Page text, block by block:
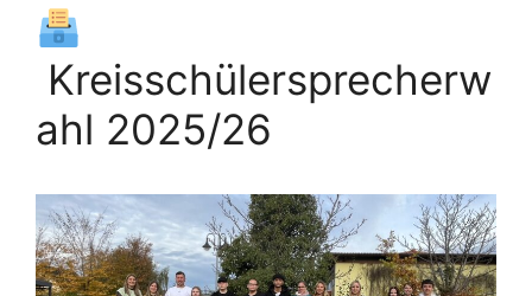
Kreisschülersprecherw
ahl 2025/26